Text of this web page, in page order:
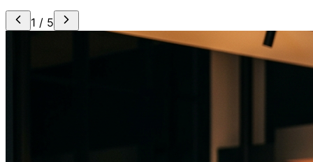
1 / 5